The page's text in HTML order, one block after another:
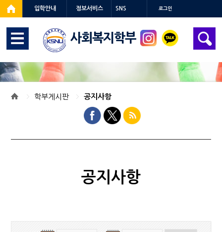
입학안내 정보서비스 SNS 로그인
사회복지학부
학부게시판 공지사항
공지사항